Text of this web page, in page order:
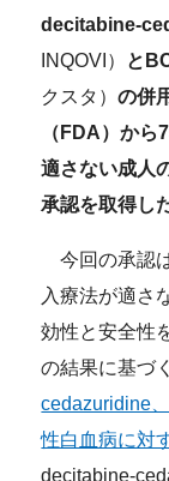
decitabine-
INQOVI） と
クスタ）の併
（FDA）か
適さない成人
承認を取得し
今回の承認
入療法が適さ
効性と安全性
の結果に基づ
cedazuridine
性白血病に対
decitabine-